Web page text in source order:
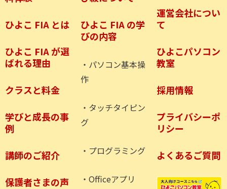
ひよこ FIA とは
ひよこ FIA が選
ばれる理由
クラスと料金
学びと成長の事
例
講師のご紹介
保護者さまの声
ひよこ FIA の学
びの内容
・パソコン基本操
作
・タッチタイピン
グ
・プログラミング
・Officeアプリ
運営会社につい
て
ひよこパソコン
教室
採用情報
プライバシーポ
リシー
よくあるご質問